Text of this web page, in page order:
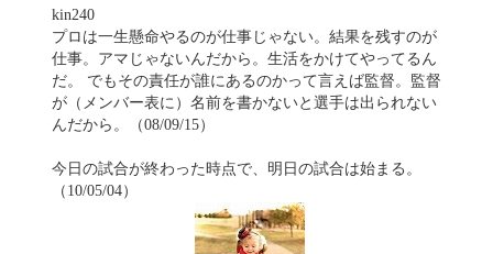
kin240
プロは一生懸命やるのが仕事じゃない。結果を残すのが
仕事。アマじゃないんだから。生活をかけてやってるん
だ。 でもその責任が誰にあるのかって言えば監督。監督
が（メンバー表に）名前を書かないと選手は出られない
んだから。（08/09/15）
今日の試合が終わった時点で、明日の試合は始まる。
（10/05/04）